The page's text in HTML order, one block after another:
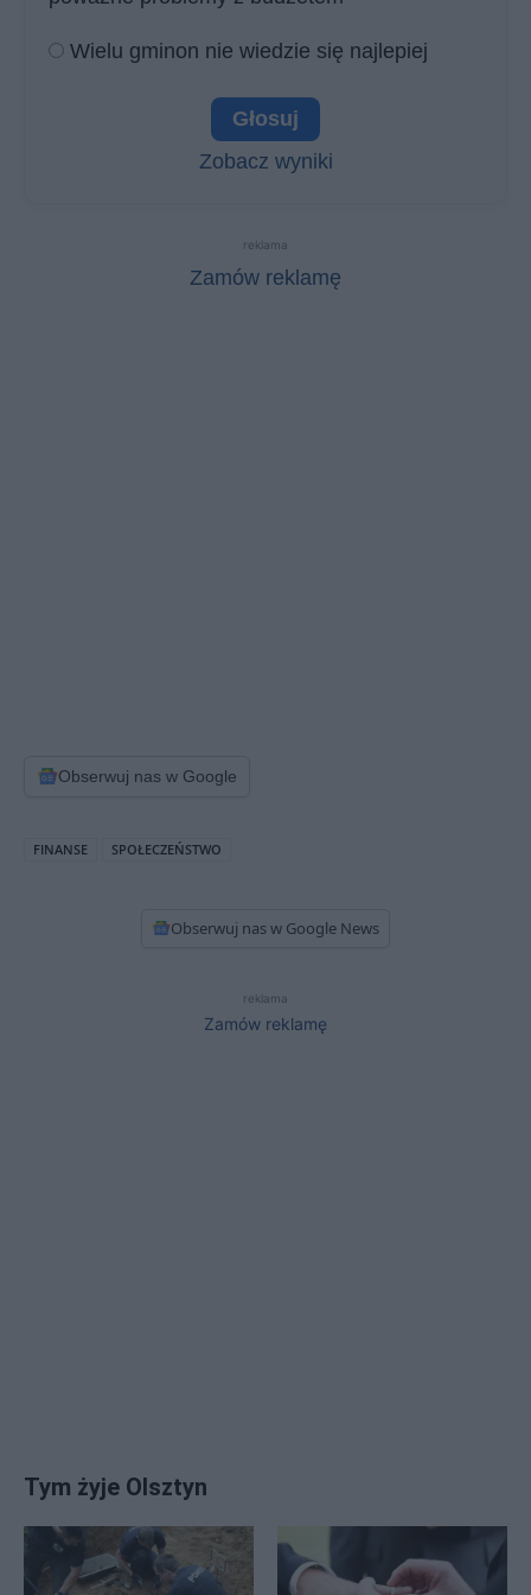
Wielu gminon nie wiedzie się najlepiej
Zobacz wyniki
reklama
Zamów reklamę
Obserwuj nas w Google
FINANSE SPOŁECZEŃSTWO
Obserwuj nas w Google News
reklama
Zamów reklamę
Tym żyje Olsztyn